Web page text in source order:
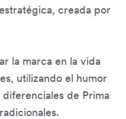
creada por
la marca en la vida
utilizando el humor
de Prima